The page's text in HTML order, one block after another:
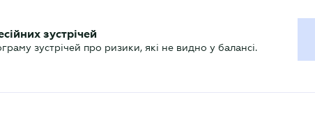
Актуально
зустрічей
зустрічей про ризики, які не видно у балансі.